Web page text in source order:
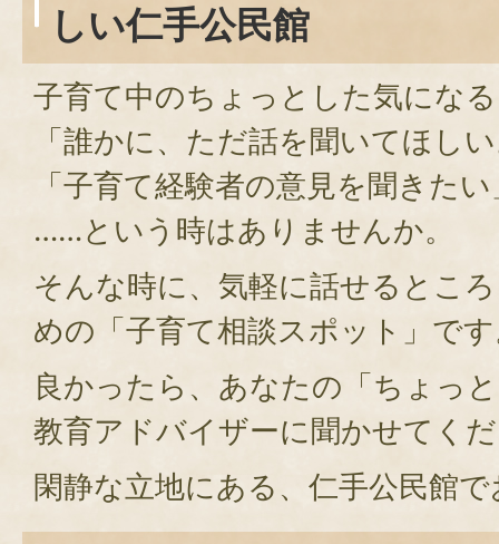
しい仁手公民館
子育て中のちょっとした気にな
「誰かに、ただ話を聞いてほし
「子育て経験者の意見を聞きたい
……という時はありませんか。
そんな時に、気軽に話せるとこ
めの「子育て相談スポット」で
良かったら、あなたの「ちょっ
教育アドバイザーに聞かせてく
閑静な立地にある、仁手公民館